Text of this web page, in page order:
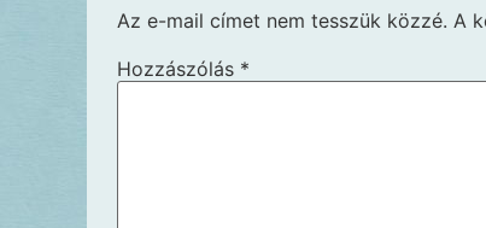
Az e-mail címet nem tesszük közzé. A
Hozzászólás *